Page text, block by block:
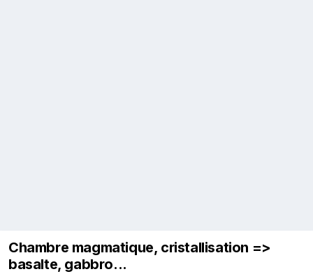
Chambre magmatique, cristallisation =>
basalte, gabbro...